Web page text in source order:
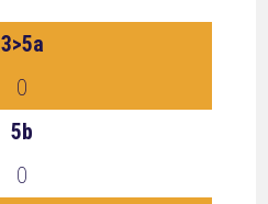
3>5a
0
5b
0